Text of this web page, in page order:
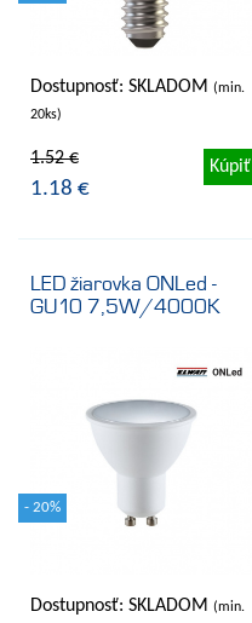
Dostupnosť: SKLADOM (min.
20ks)
1.52 €
1.18 €
Kúpiť
LED žiarovka ONLed -
GU10 7,5W/4000K
- 20%
Dostupnosť: SKLADOM (min.